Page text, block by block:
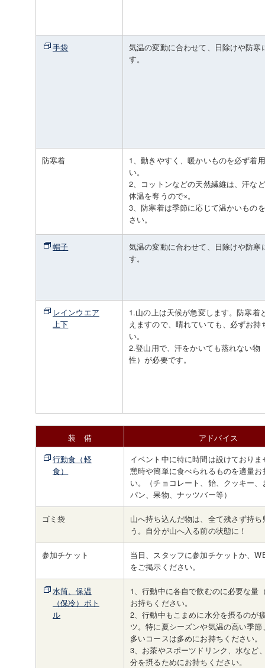
手袋
気温の変動に合わせて、日除けや防寒
す。
防寒着
1、動きやすく、暖かいものを必ず着
い。
2、コットンなどの天然繊維は、汗な
体温を奪うので×。
3、防寒着は季節に応じて温かいもの
さい。
帽子
気温の変動に合わせて、日除けや防寒
す。
レインウエア
上下
1.山の上は天候が急変します。防寒着
えますので、晴れていても、必ずお持
い。
2.登山用で、汗をかいても蒸れない物
性）が必要です。
装 備
アドバイス
行動食（軽
食）
イベント中に特に時間は設けており
憩時や簡単に食べられるものを適量
い。（チョコレート、飴、クッキー
パン、果物、ナッツバー等）
ゴミ袋
山へ持ち込んだ物は、全て残さず持
う。自分が山へ入る前の状態に！
参加チケット
当日、スタッフに参加チケットか、
をご掲示ください。
水筒、保温
（保冷）ボト
ル
1、行動中に各自で飲むのに必要な量
お持ちください。
2、行動中もこまめに水分を摂るのが
ツ。特に夏シーズンや気温の高い季
多いコースは多めにお持ちください。
3、お茶やスポーツドリンク、水など
分を摂るためにお持ちください。